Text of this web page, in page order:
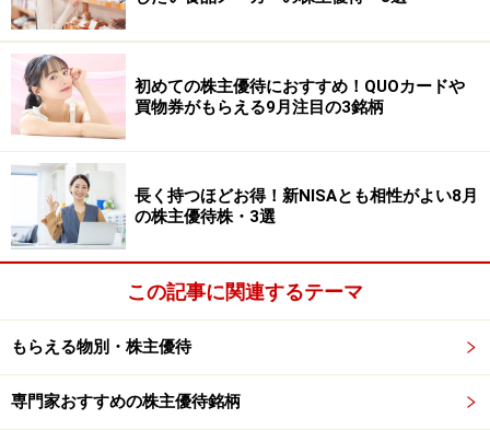
③自社グループ運営ゴルフ場プレー平日無料招待1ラウ
ンド
④自社グループ運営ゴルフ場プレー平日無料招待2ラウ
ンド
⑤自社グループ運営ゴルフ場プレー平日無料招待3ラウ
ンド
100株以上：①②が該当
300株以上：①②③が該当
1,000株以上：①②④が該当
1,500株以上：①②⑤が該当
※詳しくは トーシンホールディングスのホームページ
参照ください
初めての株主優待におすすめ！QUOカードや
買物券がもらえる9月注目の3銘柄
長く持つほどお得！新NISAとも相性がよい8月
の株主優待株・3選
この記事に関連するテーマ
もらえる物別・株主優待
専門家おすすめの株主優待銘柄